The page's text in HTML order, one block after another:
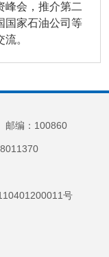
峰会，推介第二
国家石油公司等
。
编：100860
号